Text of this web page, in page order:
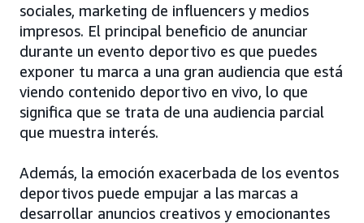
sociales, marketing de influencers y medios
impresos. El principal beneficio de anunciar
durante un evento deportivo es que puedes
exponer tu marca a una gran audiencia que está
viendo contenido deportivo en vivo, lo que
significa que se trata de una audiencia parcial
que muestra interés.
Además, la emoción exacerbada de los eventos
deportivos puede empujar a las marcas a
desarrollar anuncios creativos y emocionantes